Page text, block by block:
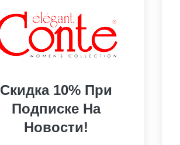
Скидка 10% При
Подписке На
Новости!